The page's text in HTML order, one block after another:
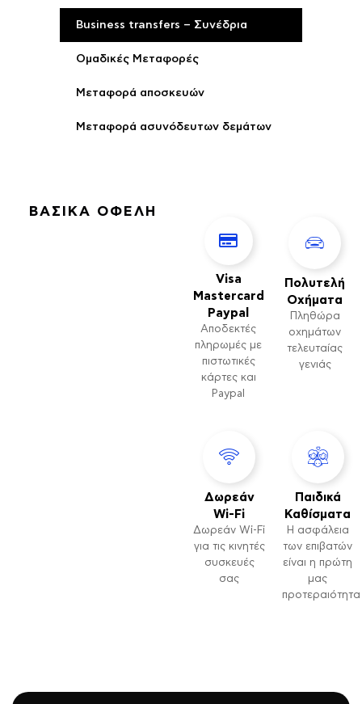
Business transfers – Συνέδρια
Ομαδικές Μεταφορές
Μεταφορά αποσκευών
Μεταφορά ασυνόδευτων δεμάτων
ΒΑΣΙΚΆ ΟΦΈΛΗ
Visa
Mastercard
Paypal
Αποδεκτές
πληρωμές με
πιστωτικές
κάρτες και
Paypal
Πολυτελή
Οχήματα
Πληθώρα
οχημάτων
τελευταίας
γενιάς
Δωρεάν
Wi-Fi
Δωρεάν Wi-Fi
για τις κινητές
συσκευές
σας
Παιδικά
Καθίσματα
Η ασφάλεια
των επιβατών
είναι η πρώτη
μας
προτεραιότητα